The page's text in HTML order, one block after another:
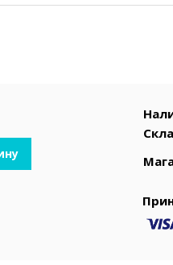
Товар